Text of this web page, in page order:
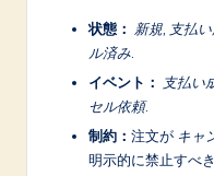
状態： 新規 支払
ル済み
イベント：
支払い
セル依頼.
制約： 注文が キャ
明示的に禁止すべき